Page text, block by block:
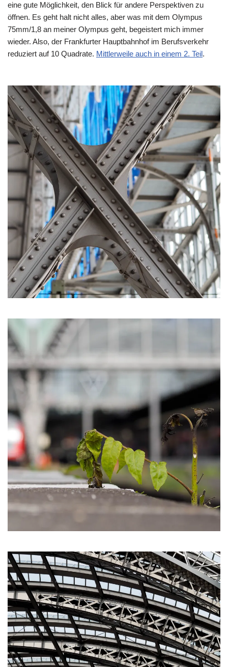
eine gute Möglichkeit, den Blick für andere Perspektiven zu
öffnen. Es geht halt nicht alles, aber was mit dem Olympus
75mm/1,8 an meiner Olympus geht, begeistert mich immer
wieder. Also, der Frankfurter Hauptbahnhof im Berufsverkehr
reduziert auf 10 Quadrate. Mittlerweile auch in einem 2. Teil.